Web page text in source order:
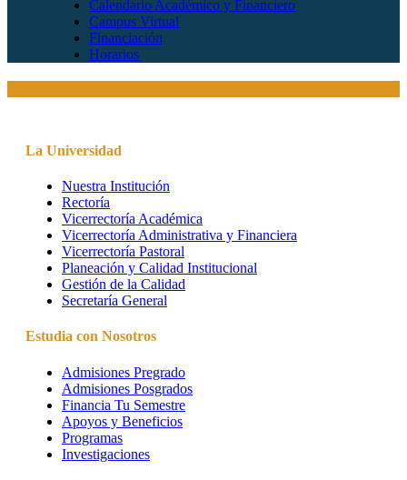
Calendario Académico y Financiero
Campus Virtual
Financiación
Horarios
La Universidad
Nuestra Institución
Rectoría
Vicerrectoría Académica
Vicerrectoría Administrativa y Financiera
Vicerrectoría Pastoral
Planeación y Calidad Institucional
Gestión de la Calidad
Secretaría General
Estudia con Nosotros
Admisiones Pregrado
Admisiones Posgrados
Financia Tu Semestre
Apoyos y Beneficios
Programas
Investigaciones